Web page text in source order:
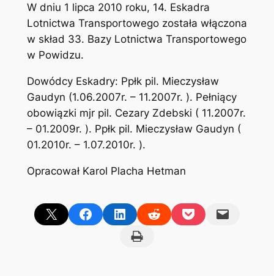
W dniu 1 lipca 2010 roku, 14. Eskadra
Lotnictwa Transportowego została włączona
w skład 33. Bazy Lotnictwa Transportowego
w Powidzu.
Dowódcy Eskadry: Ppłk pil. Mieczysław
Gaudyn (1.06.2007r. – 11.2007r. ). Pełniący
obowiązki mjr pil. Cezary Zdebski ( 11.2007r.
– 01.2009r. ). Ppłk pil. Mieczysław Gaudyn (
01.2010r. – 1.07.2010r. ).
Opracował Karol Placha Hetman
Share on X Share on FacebookShare on LinkedInShare on RedditShare on PocketEmail this Page
Print this Page